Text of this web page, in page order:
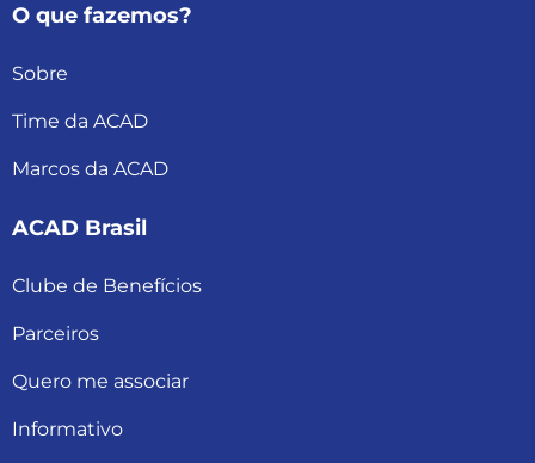
O que fazemos?
Sobre
Time da ACAD
Marcos da ACAD
ACAD Brasil
Clube de Benefícios
Parceiros
Quero me associar
Informativo